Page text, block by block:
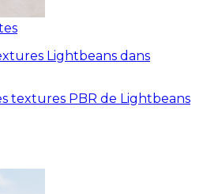
Lightbeans dans
textures PBR de Lightbeans